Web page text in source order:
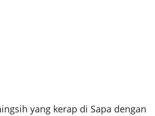
yang kerap di Sapa dengan